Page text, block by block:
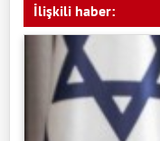
İlişkili haber: